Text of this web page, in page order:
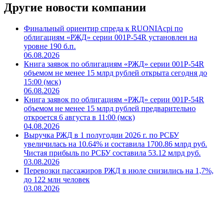
Другие новости компании
Финальный ориентир спреда к RUONIAсрi по
облигациям «РЖД» серии 001Р-54R установлен на
уровне 190 б.п.
06.08.2026
Книга заявок по облигациям «РЖД» серии 001Р-54R
объемом не менее 15 млрд рублей открыта сегодня до
15:00 (мск)
06.08.2026
Книга заявок по облигациям «РЖД» серии 001Р-54R
объемом не менее 15 млрд рублей предварительно
откроется 6 августа в 11:00 (мск)
04.08.2026
Выручка РЖД в 1 полугодии 2026 г. по РСБУ
увеличилась на 10.64% и составила 1700.86 млрд руб.
Чистая прибыль по РСБУ составила 53.12 млрд руб.